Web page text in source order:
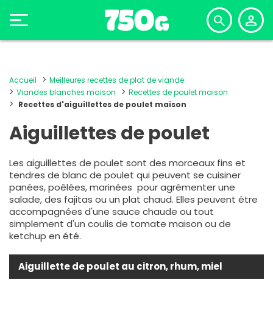
Accueil
Meilleures recettes de plat de viande
Viandes blanches maison
Recettes de poulet maison
Recettes d'aiguillettes de poulet maison
Aiguillettes de poulet
Les aiguillettes de poulet sont des morceaux fins et
tendres de blanc de poulet qui peuvent se cuisiner
panées, poêlées, marinées pour agrémenter une
salade, des fajitas ou un plat chaud. Elles peuvent être
accompagnées d'une sauce chaude ou tout
simplement d'un coulis de tomate maison ou de
ketchup en été.
Aiguillette de poulet au citron, rhum, miel